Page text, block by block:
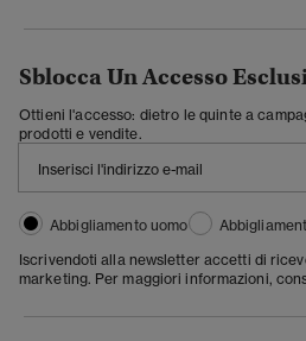
Sblocca Un Accesso
Ottieni l'accesso: dietro le quinte a
prodotti e vendite.
Abbigliamento uomo
Iscrivendoti alla newsletter accetti di
marketing. Per maggiori informazioni,